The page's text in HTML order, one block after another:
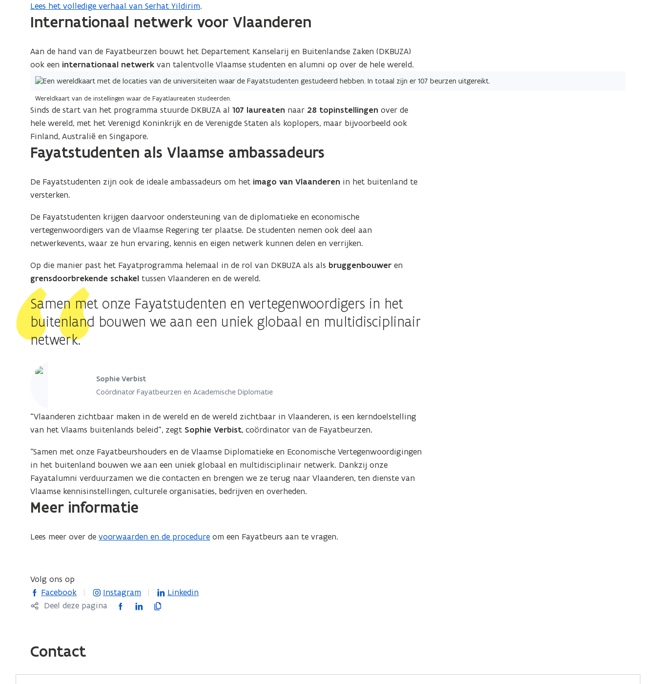
Lees het volledige verhaal van Serhat Yildirim.
Internationaal netwerk voor Vlaanderen
Aan de hand van de Fayatbeurzen bouwt het Departement Kanselarij en Buitenlandse Zaken (DKBUZA)
ook een internationaal netwerk van talentvolle Vlaamse studenten en alumni op over de hele wereld.
Wereldkaart van de instellingen waar de Fayatlaureaten studeerden.
Sinds de start van het programma stuurde DKBUZA al 107 laureaten naar 28 topinstellingen over de
hele wereld, met het Verenigd Koninkrijk en de Verenigde Staten als koplopers, maar bijvoorbeeld ook
Finland, Australië en Singapore.
Fayatstudenten als Vlaamse ambassadeurs
De Fayatstudenten zijn ook de ideale ambassadeurs om het imago van Vlaanderen in het buitenland te
versterken.
De Fayatstudenten krijgen daarvoor ondersteuning van de diplomatieke en economische
vertegenwoordigers van de Vlaamse Regering ter plaatse. De studenten nemen ook deel aan
netwerkevents, waar ze hun ervaring, kennis en eigen netwerk kunnen delen en verrijken.
Op die manier past het Fayatprogramma helemaal in de rol van DKBUZA als als bruggenbouwer en
grensdoorbrekende schakel tussen Vlaanderen en de wereld.
Samen met onze Fayatstudenten en vertegenwoordigers in het
buitenland bouwen we aan een uniek globaal en multidisciplinair
netwerk.
Sophie Verbist
Coördinator Fayatbeurzen en Academische Diplomatie
“Vlaanderen zichtbaar maken in de wereld en de wereld zichtbaar in Vlaanderen, is een kerndoelstelling
van het Vlaams buitenlands beleid”, zegt Sophie Verbist, coördinator van de Fayatbeurzen.
“Samen met onze Fayatbeurshouders en de Vlaamse Diplomatieke en Economische Vertegenwoordigingen
in het buitenland bouwen we aan een uniek globaal en multidisciplinair netwerk. Dankzij onze
Fayatalumni verduurzamen we die contacten en brengen we ze terug naar Vlaanderen, ten dienste van
Vlaamse kennisinstellingen, culturele organisaties, bedrijven en overheden.
Meer informatie
Lees meer over de voorwaarden en de procedure om een Fayatbeurs aan te vragen.
Volg ons op
Facebook
opent in nieuw vensterInstagram
opent in nieuw vensterLinkedin
opent in nieuw venster
Deel deze pagina
F
L
K
Contact